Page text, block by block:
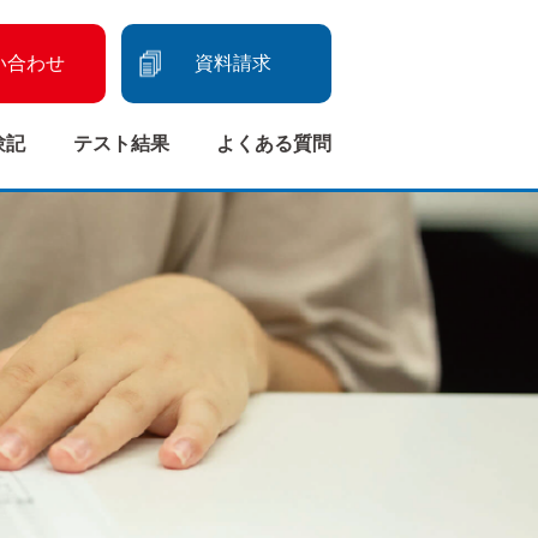
合わせ 資料請求
記 テスト結果 よくある質問